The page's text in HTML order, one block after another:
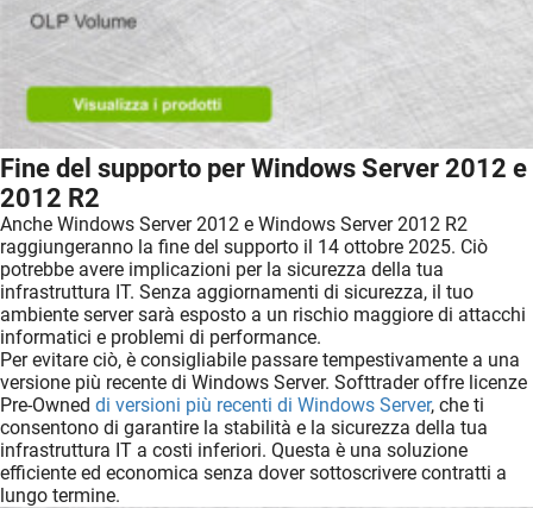
Fine del supporto per Windows Server 2012 e
2012 R2
Anche Windows Server 2012 e Windows Server 2012 R2
raggiungeranno la fine del supporto il 14 ottobre 2025. Ciò
potrebbe avere implicazioni per la sicurezza della tua
infrastruttura IT. Senza aggiornamenti di sicurezza, il tuo
ambiente server sarà esposto a un rischio maggiore di attacchi
informatici e problemi di performance.
Per evitare ciò, è consigliabile passare tempestivamente a una
versione più recente di Windows Server. Softtrader offre licenze
Pre-Owned di versioni più recenti di Windows Server, che ti
consentono di garantire la stabilità e la sicurezza della tua
infrastruttura IT a costi inferiori. Questa è una soluzione
efficiente ed economica senza dover sottoscrivere contratti a
lungo termine.